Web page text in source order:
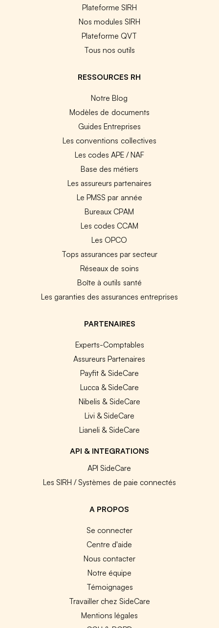
Plateforme SIRH
Nos modules SIRH
Plateforme QVT
Tous nos outils
RESSOURCES RH
Notre Blog
Modèles de documents
Guides Entreprises
Les conventions collectives
Les codes APE / NAF
Base des métiers
Les assureurs partenaires
Le PMSS par année
Bureaux CPAM
Les codes CCAM
Les OPCO
Tops assurances par secteur
Réseaux de soins
Boîte à outils santé
Les garanties des assurances entreprises
PARTENAIRES
Experts-Comptables
Assureurs Partenaires
Payfit & SideCare
Lucca & SideCare
Nibelis & SideCare
Livi & SideCare
Lianeli & SideCare
API & INTEGRATIONS
API SideCare
Les SIRH / Systèmes de paie connectés
A PROPOS
Se connecter
Centre d'aide
Nous contacter
Notre équipe
Témoignages
Travailler chez SideCare
Mentions légales